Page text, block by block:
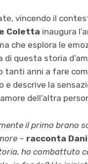
vincendo il
Coletta inaugura
che esplora le
di questa storia
tanti anni a fare
descrive la
dell’altra
il primo brano
– racconta
ho combattuto